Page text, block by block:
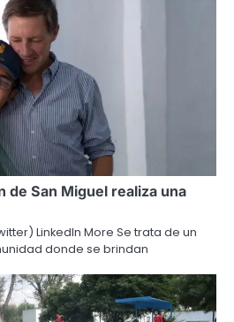
de San Miguel realiza una
LinkedIn More Se trata de un
donde se brindan